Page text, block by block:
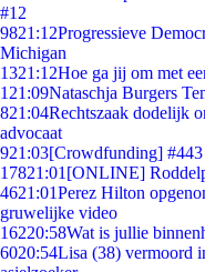
#12
9821:12Progressieve
Michigan
1321:12Hoe ga jij om met
1 21:09Nataschja Burgers
821:04Rechtszaak dodelijk
advocaat
921:03[Crowdfunding] #443
17821:01 [ONLINE]
4621:01Perez Hilton
gruwelijke video
16220:58Wat is jullie
6020:54Lisa (38) vermoord